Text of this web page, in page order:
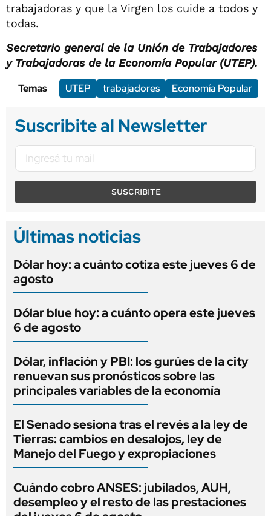
trabajadoras y que la Virgen los cuide a todos y
todas.
Secretario general de la Unión de Trabajadores
y Trabajadoras de la Economía Popular (UTEP).
Temas
UTEP trabajadores Economía Popular
Suscribite al Newsletter
SUSCRIBITE
Últimas noticias
Dólar hoy: a cuánto cotiza este jueves 6 de
agosto
Dólar blue hoy: a cuánto opera este jueves
6 de agosto
Dólar, inflación y PBI: los gurúes de la city
renuevan sus pronósticos sobre las
principales variables de la economía
El Senado sesiona tras el revés a la ley de
Tierras: cambios en desalojos, ley de
Manejo del Fuego y expropiaciones
Cuándo cobro ANSES: jubilados, AUH,
desempleo y el resto de las prestaciones